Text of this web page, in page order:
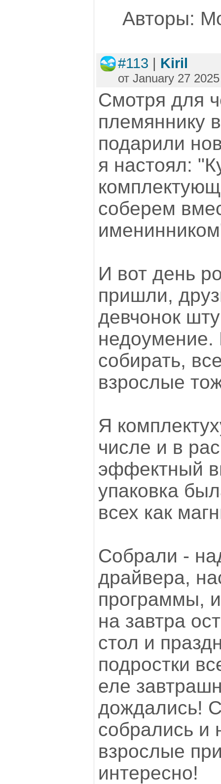
Авторы:
#113 | Kiril
от January 27
Смотря для
племяннику
подарили
я настоял:
соберем
И вот день
пришли,
девчонок
недоумение.
собирать,
взрослые
Я
числе и в
эффектный
упаковка
всех как
Собрали -
драйвера,
программы,
на завтра
стол и
подростки
еле
дождались!
собрались и
взрослые
интересно!